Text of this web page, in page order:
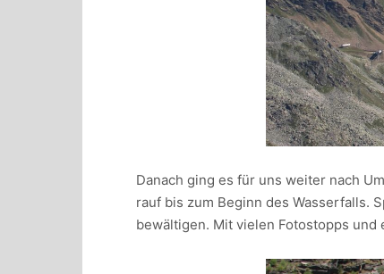
Danach ging es für uns weiter nach
rauf bis zum Beginn des Wasserfalls.
bewältigen. Mit vielen Fotostopps